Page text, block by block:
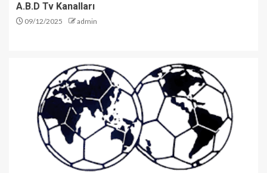
A.B.D Tv Kanalları
09/12/2025 admin